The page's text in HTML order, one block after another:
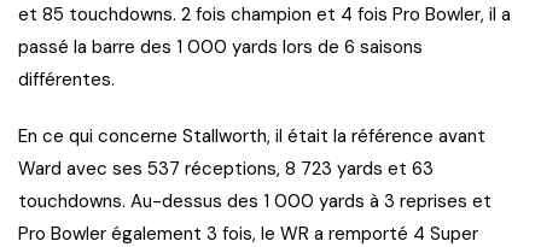
et 85 touchdowns. 2 fois champion et 4 fois Pro Bowler, il a
passé la barre des 1 000 yards lors de 6 saisons
différentes.
En ce qui concerne Stallworth, il était la référence avant
Ward avec ses 537 réceptions, 8 723 yards et 63
touchdowns. Au-dessus des 1 000 yards à 3 reprises et
Pro Bowler également 3 fois, le WR a remporté 4 Super